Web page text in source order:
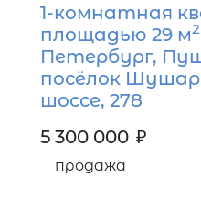
1-комнатная
площадью 29 м2
Петербург,
посёлок
шоссе, 278
5 300 000 ₽
продажа